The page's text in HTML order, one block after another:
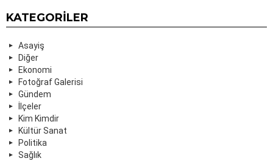
KATEGORILER
Asayiş
Diğer
Ekonomi
Fotoğraf Galerisi
Gündem
İlçeler
Kim Kimdir
Kültür Sanat
Politika
Sağlık